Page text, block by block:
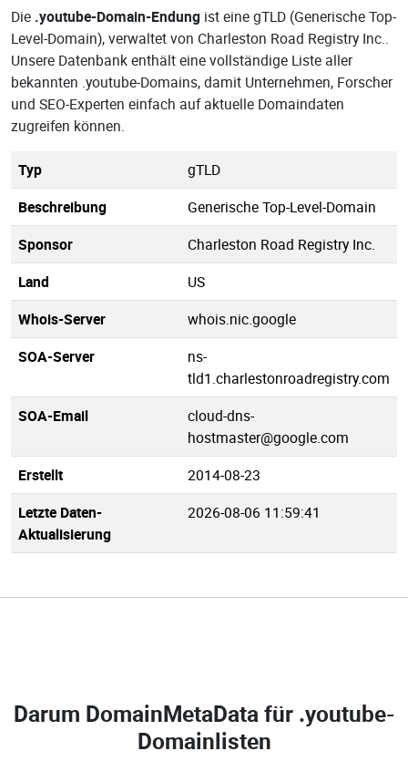
Die .youtube-Domain-Endung ist eine gTLD (Generische Top-
Level-Domain), verwaltet von Charleston Road Registry Inc..
Unsere Datenbank enthält eine vollständige Liste aller
bekannten .youtube-Domains, damit Unternehmen, Forscher
und SEO-Experten einfach auf aktuelle Domaindaten
zugreifen können.
Typ
gTLD
Beschreibung
Generische Top-Level-Domain
Sponsor
Charleston Road Registry Inc.
Land
US
Whois-Server
whois.nic.google
SOA-Server
ns-
tld1.charlestonroadregistry.com
SOA-Email
cloud-dns-
hostmaster@google.com
Erstellt
2014-08-23
Letzte Daten-
Aktualisierung
2026-08-06 11:59:41
Darum DomainMetaData für .youtube-
Domainlisten